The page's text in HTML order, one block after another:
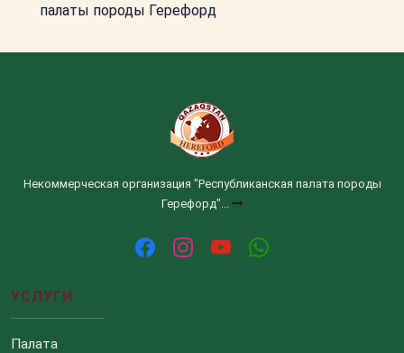
палаты породы Герефорд
Некоммерческая организация "Республиканская палата породы
Герефорд"...
УСЛУГИ
Палата